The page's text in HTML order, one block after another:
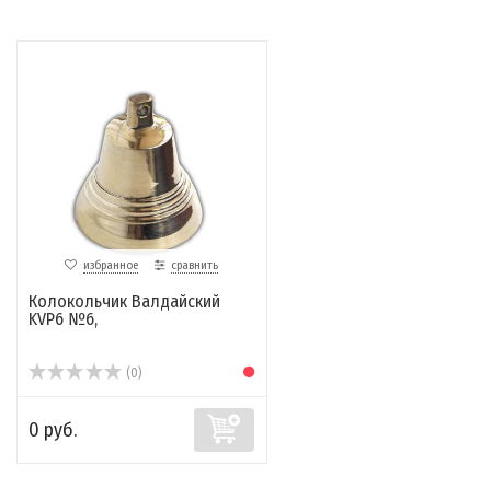
избранное сравнить
Колокольчик Валдайский
KVP6 №6,
(0)
0 руб.